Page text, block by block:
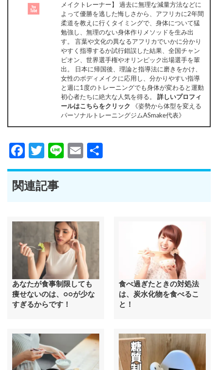
メイクトレーナー】 過去に無理な減量方法などに
よって優勝を逃した悔しさから、アフリカに2年間
柔道を教えに行くタイミングで、身体について猛
勉強し、無理のない身体作りメソッドを生み出
す。 言葉や文化の異なるアフリカでいかに分かり
やすく指導するか試行錯誤した結果、全国チャン
ピオン、世界選手権やオリンピック出場選手を輩
出。 日本に帰国後、理論と指導法に磨きをかけ、
女性のボディメイクに応用し、分かりやすい指導
と週に1度のトレーニングでも身体が変わると運動
初心者たちに絶大な人気を得る。 詳しいプロフィ
ールはこちらをクリック 《姿勢から体型を変える
パーソナルトレーニングジムASmake代表》
Facebook
Twitter
LineEmail
有
関連記事
あなたが食事制限しても
痩せないのは、○○が少な
すぎるからです！
食べ過ぎたときの対処法
は、炭水化物を食べるこ
と！